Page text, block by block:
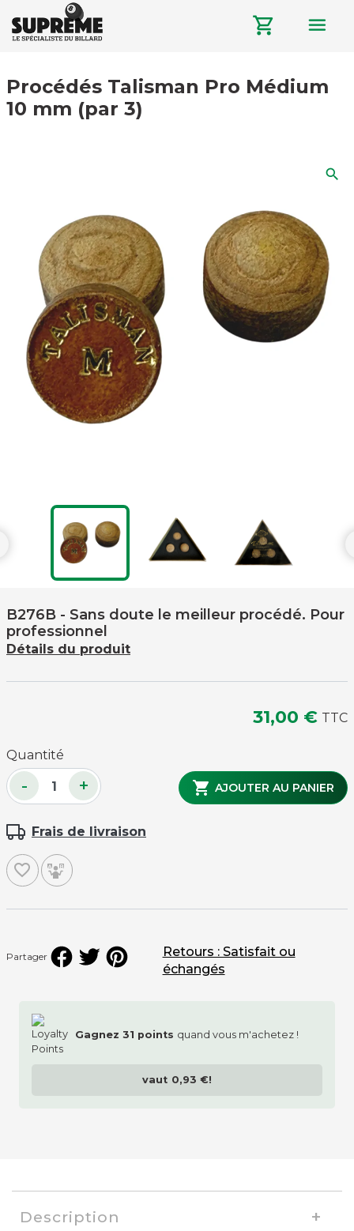
shopping_cart menu
Procédés Talisman Pro Médium
10 mm (par 3)
search
B276B - Sans doute le meilleur procédé. Pour
professionnel
Détails du produit
31,00 € TTC
Quantité
- +  AJOUTER AU PANIER
Frais de livraison
favorite_border
Partager
Gagnez 31 points quand vous m'achetez !
vaut 0,93 €!
Retours : Satisfait ou
échangés
Description